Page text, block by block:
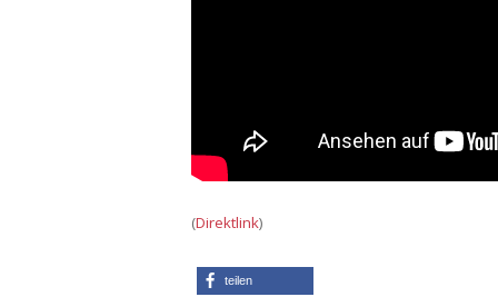
(Direktlink)
teilen